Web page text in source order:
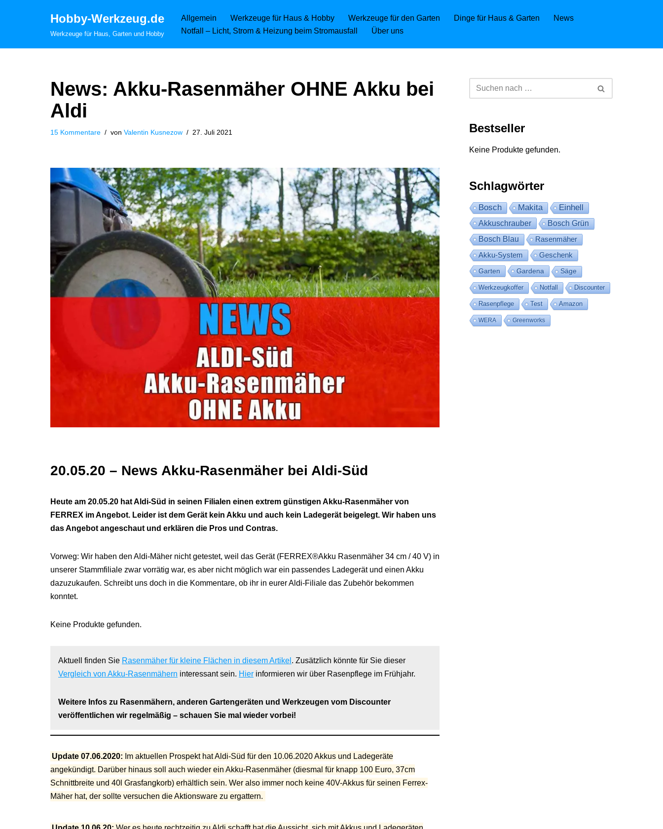
Hobby-Werkzeug.de
Werkzeuge für Haus, Garten und Hobby
Allgemein Werkzeuge für Haus & Hobby Werkzeuge für den Garten Dinge für Haus & Garten
News
Notfall – Licht, Strom & Heizung beim Stromausfall
Über uns
News: Akku-Rasenmäher OHNE Akku bei
Aldi
15 Kommentare von Valentin Kusnezow 27. Juli 2021
20.05.20 – News Akku-Rasenmäher bei Aldi-Süd
Heute am 20.05.20 hat Aldi-Süd in seinen Filialen einen extrem günstigen Akku-Rasenmäher von
FERREX im Angebot. Leider ist dem Gerät kein Akku und auch kein Ladegerät beigelegt. Wir haben uns
das Angebot angeschaut und erklären die Pros und Contras.
Vorweg: Wir haben den Aldi-Mäher nicht getestet, weil das Gerät (FERREX®Akku Rasenmäher 34 cm / 40 V) in
unserer Stammfiliale zwar vorrätig war, es aber nicht möglich war ein passendes Ladegerät und einen Akku
dazuzukaufen. Schreibt uns doch in die Kommentare, ob ihr in eurer Aldi-Filiale das Zubehör bekommen
konntet.
Keine Produkte gefunden.
Aktuell finden Sie Rasenmäher für kleine Flächen in diesem Artikel . Zusätzlich könnte für Sie dieser
Vergleich von Akku-Rasenmähern interessant sein. Hier informieren wir über Rasenpflege im Frühjahr.
Weitere Infos zu Rasenmähern, anderen Gartengeräten und Werkzeugen vom Discounter
veröffentlichen wir regelmäßig – schauen Sie mal wieder vorbei!
Update 07.06.2020: Im aktuellen Prospekt hat Aldi-Süd für den 10.06.2020 Akkus und Ladegeräte
angekündigt. Darüber hinaus soll auch wieder ein Akku-Rasenmäher (diesmal für knapp 100 Euro, 37cm
Schnittbreite und 40l Grasfangkorb) erhältlich sein. Wer also immer noch keine 40V-Akkus für seinen Ferrex-
Mäher hat, der sollte versuchen die Aktionsware zu ergattern.
Bestseller
Keine Produkte gefunden.
Schlagwörter
Bosch Makita Einhell
Akkuschrauber
Bosch Grün
Bosch Blau
Rasenmäher
Akku-System
Geschenk
Garten
Gardena Säge
Werkzeugkoffer Notfall Discounter
Rasenpflege Test Amazon
WERA Greenworks